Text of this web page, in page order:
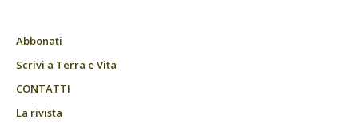
Abbonati
Scrivi a Terra e Vita
CONTATTI
La rivista